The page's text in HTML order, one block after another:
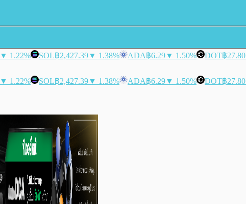
▼ 1.22% SOL฿2,427.39▼ 1.38% ADA฿6.29▼ 1.50% DOT฿27.80
▼ 1.22% SOL฿2,427.39▼ 1.38% ADA฿6.29▼ 1.50% DOT฿27.80